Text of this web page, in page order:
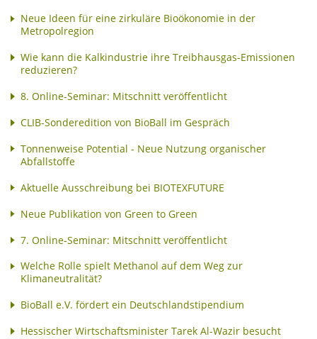
Neue Ideen für eine zirkuläre Bioökonomie in der
Metropolregion
Wie kann die Kalkindustrie ihre Treibhausgas-Emissionen
reduzieren?
8. Online-Seminar: Mitschnitt veröffentlicht
CLIB-Sonderedition von BioBall im Gespräch
Tonnenweise Potential - Neue Nutzung organischer
Abfallstoffe
Aktuelle Ausschreibung bei BIOTEXFUTURE
Neue Publikation von Green to Green
7. Online-Seminar: Mitschnitt veröffentlicht
Welche Rolle spielt Methanol auf dem Weg zur
Klimaneutralität?
BioBall e.V. fördert ein Deutschlandstipendium
Hessischer Wirtschaftsminister Tarek Al-Wazir besucht